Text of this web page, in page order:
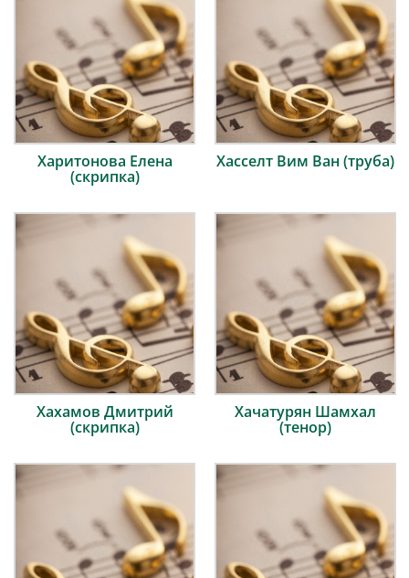
Харитонова Елена
(скрипка)
Хасселт Вим Ван (труба)
Хахамов Дмитрий
(скрипка)
Хачатурян Шамхал
(тенор)